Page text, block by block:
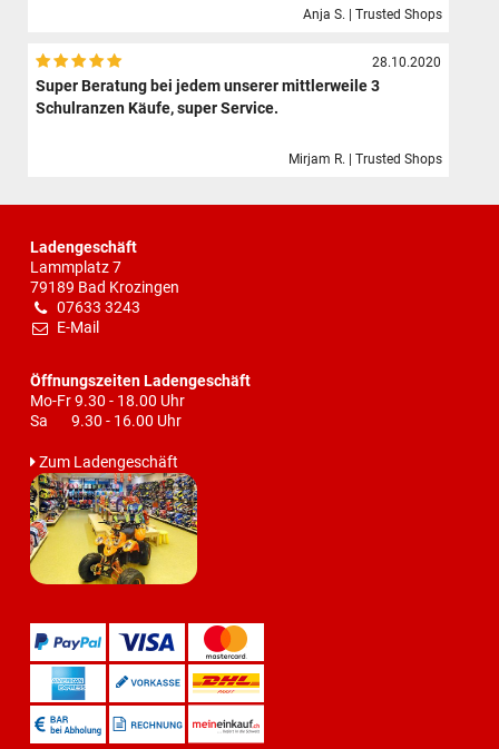
Anja S. | Trusted Shops
28.10.2020
Super Beratung bei jedem unserer mittlerweile 3
Schulranzen Käufe, super Service.
Mirjam R. | Trusted Shops
Ladengeschäft
Lammplatz 7
79189 Bad Krozingen
07633 3243
E-Mail
Öffnungszeiten Ladengeschäft
Mo-Fr 9.30 - 18.00 Uhr
Sa 9.30 - 16.00 Uhr
Zum Ladengeschäft